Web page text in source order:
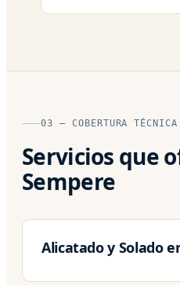
03 — COBERTURA TÉCNICA
Servicios que
Sempere
Alicatado y Solado